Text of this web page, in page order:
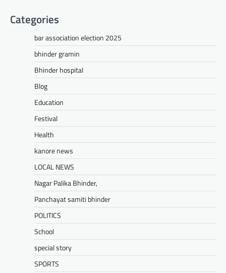
Categories
bar association election 2025
bhinder gramin
Bhinder hospital
Blog
Education
Festival
Health
kanore news
LOCAL NEWS
Nagar Palika Bhinder,
Panchayat samiti bhinder
POLITICS
School
special story
SPORTS
अंतिम पायदान पर बैठे व्यक्ति तक योजनाओं का लाभ
पहुंचाने और उसे मुख्यधारा…
Facebook
EmailWhatsApp
Reddit
X
Share
UDAIPUR CITY NEWS
हुआ आयोजन
Mewari Khabar April 22, 2026
मेवाड़ी खबर@उदयपुर।दूर संचार सलाहकार समिति की
बैठक बुधवार को भारत संचार निगम लिमिटेड बीएसएनएल
के सभागार में सांसद उदयपुर डॉ.…
Facebook
EmailWhatsApp
Reddit
X
Share